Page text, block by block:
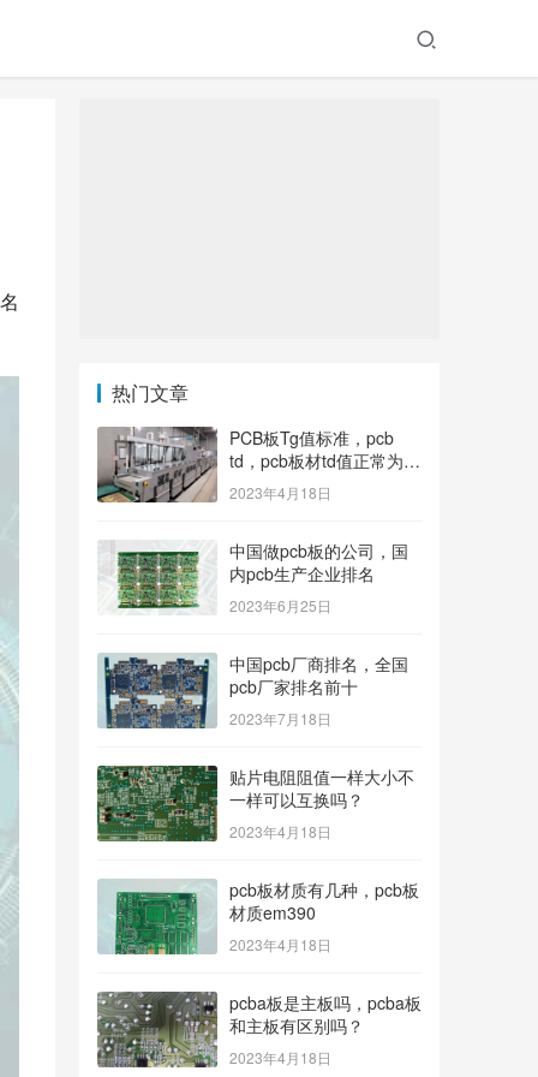
热门文章
PCB板Tg值标准，pcb
td，pcb板材td值正常为多
少？
2023年4月18日
中国做pcb板的公司，国
内pcb生产企业排名
2023年6月25日
中国pcb厂商排名，全国
pcb厂家排名前十
2023年7月18日
贴片电阻阻值一样大小不
一样可以互换吗？
2023年4月18日
pcb板材质有几种，pcb板
材质em390
2023年4月18日
pcba板是主板吗，pcba板
和主板有区别吗？
2023年4月18日